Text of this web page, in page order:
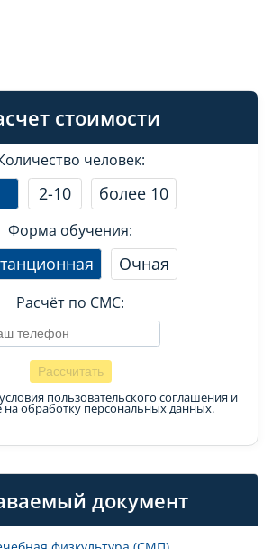
стоимости
человек:
2-10 более 10
Форма обучения:
Очная
Расчёт по СМС:
пользовательского соглашения и
на обработку персональных данных.
документ